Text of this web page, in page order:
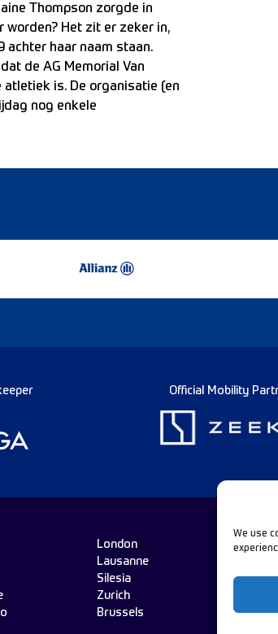
We use
Thompson zorgde in
worden? Het zit er zeker in,
achter haar naam staan.
de AG Memorial Van
is. De organisatie (en
nog enkele
Official Mobility
London
Lausanne
Silesia
Zurich
Brussels